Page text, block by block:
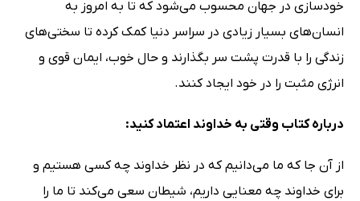
خودسازی در جهان محسوب می‌شود که تا به امروز به
انسان‌های بسیار زیادی در سراسر دنیا کمک کرده تا سختی‌های
زندگی را با قدرت پشت سر بگذارند و حال خوب، ایمان قوی و
انرژی مثبت را در خود ایجاد کنند.
درباره کتاب وقتی به خداوند اعتماد کنید:
از آن جا که ما می‌دانیم که در نظر خداوند چه کسی هستیم و
برای خداوند چه معنایی داریم، شیطان سعی می‌کند تا ما را